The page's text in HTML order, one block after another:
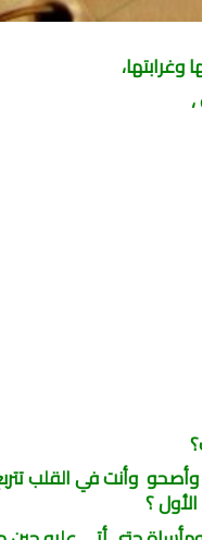
وأصحو وأنت في القلب
؟